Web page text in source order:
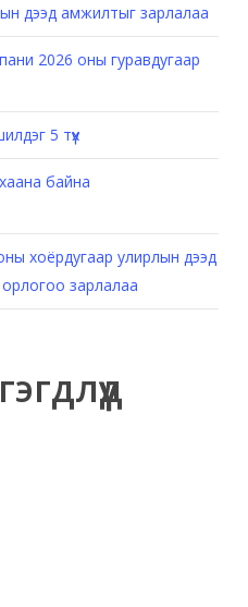
дээд амжилтыг зарлалаа
2026 оны гуравдугаар
5 түүх
байна
хоёрдугаар улирлын дээд
зарлалаа